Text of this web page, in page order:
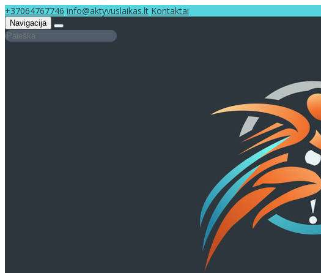
+37064767746 info@aktyvuslaikas.lt Kontaktai
Navigacija